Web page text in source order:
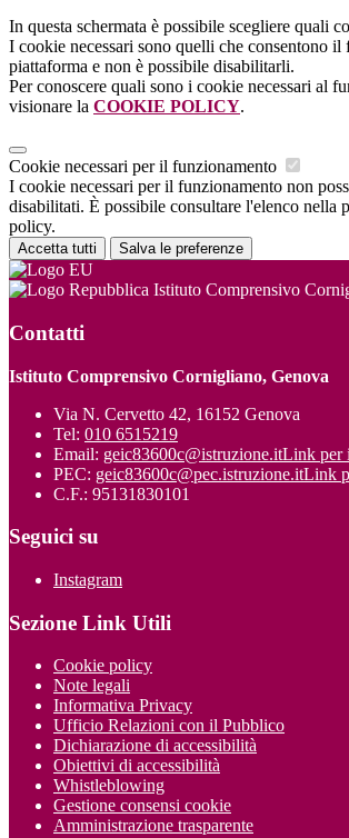
In questa schermata è possibile scegliere quali
I cookie necessari sono quelli che consentono il
piattaforma e non è possibile disabilitarli.
Per conoscere quali sono i cookie necessari al
visionare la COOKIE POLICY.
Cookie necessari per il funzionamento
I cookie necessari per il funzionamento non
disabilitati. È possibile consultare l'elenco nella
policy.
Accetta tutti Salva le preferenze
Istituto Comprensivo
Contatti
Istituto Comprensivo Cornigliano, Genova
Via N. Cervetto 42, 16152 Genova
Tel: 010 6515219
Email: geic83600c@istruzione.itLink per
PEC: geic83600c@pec.istruzione.itLink
C.F.: 95131830101
Seguici su
Instagram
Sezione Link Utili
Cookie policy
Note legali
Informativa Privacy
Ufficio Relazioni con il Pubblico
Dichiarazione di accessibilità
Obiettivi di accessibilità
Whistleblowing
Gestione consensi cookie
Amministrazione trasparente